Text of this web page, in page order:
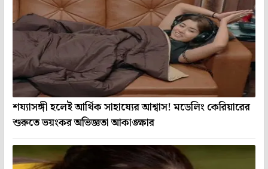
শয্যাসঙ্গী হলেই আর্থিক সাহায্যের আশ্বাস! মডেলিং কেরিয়ারের
শুরুতে ভয়ংকর অভিজ্ঞতা আকাঙ্ক্ষার